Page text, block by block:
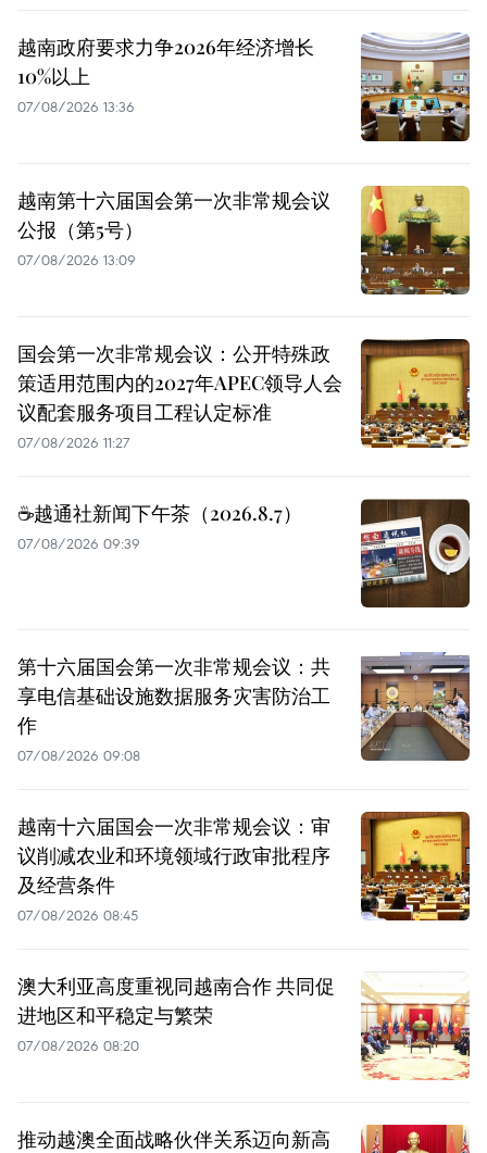
越南政府要求力争2026年经济增长
10%以上
07/08/2026 13:36
越南第十六届国会第一次非常规会议
公报（第5号）
07/08/2026 13:09
国会第一次非常规会议：公开特殊政
策适用范围内的2027年APEC领导人会
议配套服务项目工程认定标准
07/08/2026 11:27
☕️越通社新闻下午茶（2026.8.7）
07/08/2026 09:39
第十六届国会第一次非常规会议：共
享电信基础设施数据服务灾害防治工
作
07/08/2026 09:08
越南十六届国会一次非常规会议：审
议削减农业和环境领域行政审批程序
及经营条件
07/08/2026 08:45
澳大利亚高度重视同越南合作 共同促
进地区和平稳定与繁荣
07/08/2026 08:20
推动越澳全面战略伙伴关系迈向新高